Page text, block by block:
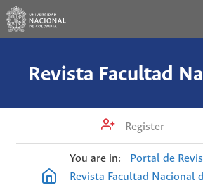
Register
You are in: Portal de
Revista Facultad Nacional